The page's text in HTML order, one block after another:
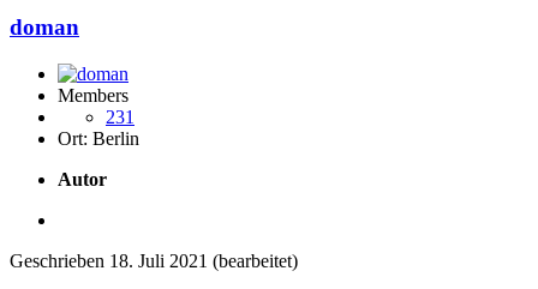
doman
Members
231
Ort: Berlin
Autor
Geschrieben 18. Juli 2021 (bearbeitet)